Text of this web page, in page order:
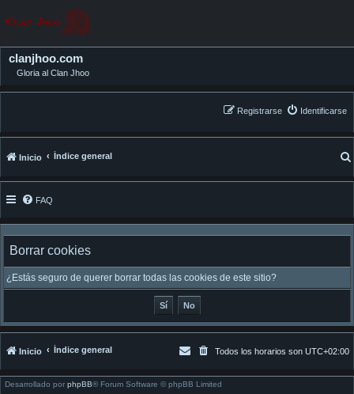
clanjhoo.com
Gloria al Clan Jhoo
Identificarse
Registrarse
Inicio Índice general
FAQ
Borrar cookies
¿Estás seguro de querer borrar todas las cookies de este sitio?
Inicio Índice general Todos los horarios son UTC+02:00
Desarrollado por phpBB® Forum Software © phpBB Limited